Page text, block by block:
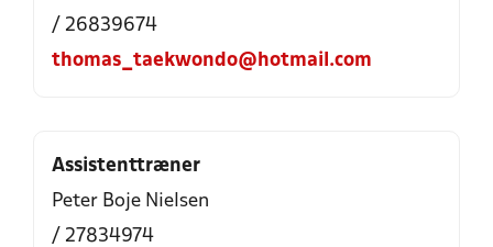
/ 26839674
thomas_taekwondo@hotmail.com
Assistenttræner
Peter Boje Nielsen
/ 27834974